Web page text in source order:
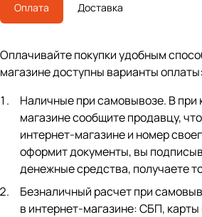
Оплата Доставка
Оплачивайте покупки удобным
магазине доступны варианты оплаты:
Наличные при самовывозе. В при
магазине сообщите продавцу,
интернет-магазине и номер
оформит документы, вы
денежные средства, получаете
Безналичный расчет при
в интернет-магазине: СБП,